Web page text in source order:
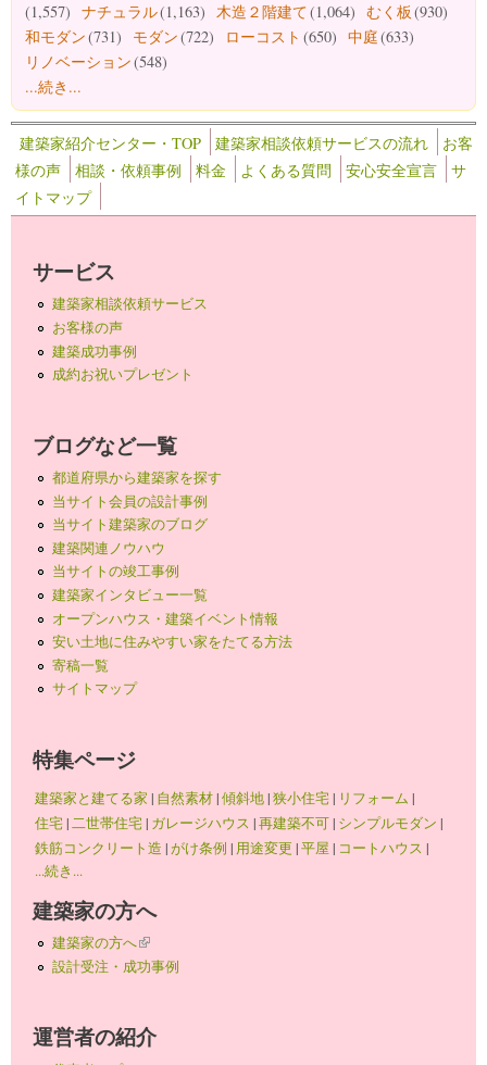
(1,557) ナチュラル(1,163) 木造２階建て(1,064) むく板 (930)
和モダン(731) モダン(722) ローコスト (650) 中庭(633)
リノベーション(548)
...続き...
建築家紹介センター・TOP 建築家相談依頼サービスの流れ
お客
様の声
相談・依頼事例 料金 よくある質問 安心安全宣言
サ
イトマップ
サービス
建築家相談依頼サービス
お客様の声
建築成功事例
成約お祝いプレゼント
ブログなど一覧
都道府県から建築家を探す
当サイト会員の設計事例
当サイト建築家のブログ
建築関連ノウハウ
当サイトの竣工事例
建築家インタビュー一覧
オープンハウス・建築イベント情報
安い土地に住みやすい家をたてる方法
寄稿一覧
サイトマップ
特集ページ
建築家と建てる家 | 自然素材|傾斜地|狭小住宅| リフォーム |
住宅|二世帯住宅| ガレージハウス |再建築不可| シンプルモダン |
鉄筋コンクリート造 |がけ条例 | 用途変更 |平屋 | コートハウス |
...続き...
建築家の方へ
建築家の方へ(link is external)
設計受注・成功事例
運営者の紹介